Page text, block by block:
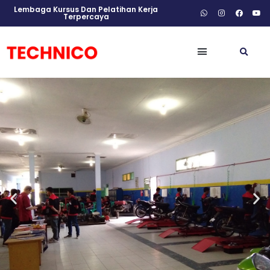
Lembaga Kursus Dan Pelatihan Kerja
Terpercaya